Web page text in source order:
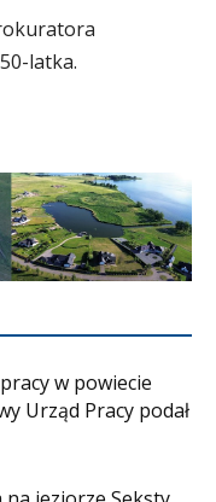
latka.
w powiecie
Urząd Pracy podał